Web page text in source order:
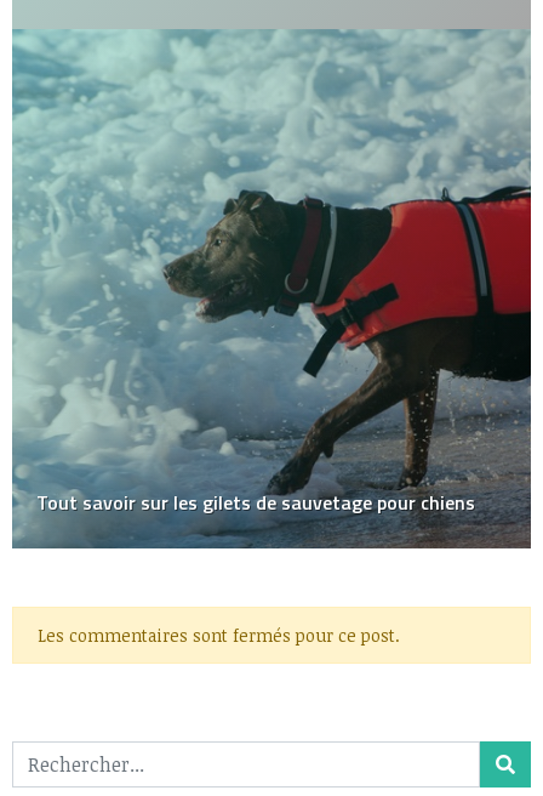
Le système éducatif américain
Les commentaires sont fermés pour ce post.